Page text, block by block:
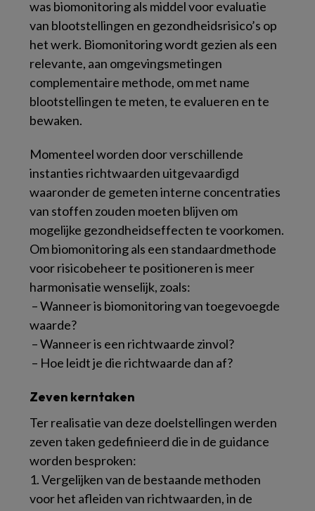
was biomonitoring als middel voor evaluatie
van blootstellingen en gezondheidsrisico’s op
het werk. Biomonitoring wordt gezien als een
relevante, aan omgevingsmetingen
complementaire methode, om met name
blootstellingen te meten, te evalueren en te
bewaken.
Momenteel worden door verschillende
instanties richtwaarden uitgevaardigd
waaronder de gemeten interne concentraties
van stoffen zouden moeten blijven om
mogelijke gezondheidseffecten te voorkomen.
Om biomonitoring als een standaardmethode
voor risicobeheer te positioneren is meer
harmonisatie wenselijk, zoals:
­ – Wanneer is biomonitoring van toegevoegde
waarde?
­ – Wanneer is een richtwaarde zinvol?
­ – Hoe leidt je die richtwaarde dan af?
Zeven kerntaken
Ter realisatie van deze doelstellingen werden
zeven taken gedefinieerd die in de guidance
worden besproken:
1. Vergelijken van de bestaande methoden
voor het afleiden van richtwaarden, in de